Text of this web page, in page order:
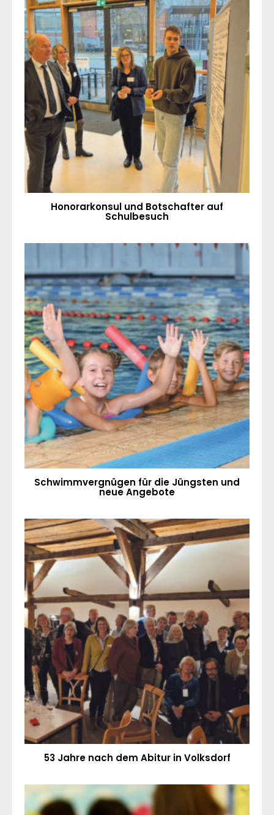
Honorarkonsul und Botschafter auf
Schulbesuch
Schwimmvergnügen für die Jüngsten und
neue Angebote
53 Jahre nach dem Abitur in Volksdorf